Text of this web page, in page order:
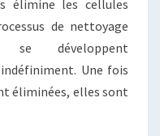
élimine les cellules
de nettoyage
développent
Une fois
éliminées, elles sont